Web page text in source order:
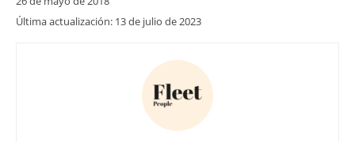
Última actualización: 13 de julio de 2023